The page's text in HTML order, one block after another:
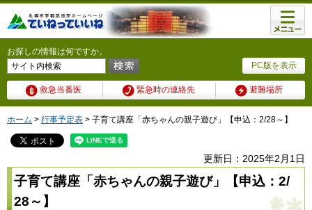
PC版を表示
お探しの情報は何ですか。
救急当番医 緊急時の連絡先 避難場所
メニュ
ー
ホーム > 行事予定表 > 子育て講座「赤ちゃんの親子遊び」【申込：2/28～】
更新日：2025年2月1日
子育て講座「赤ちゃんの親子遊び」【申込：2/
28～】